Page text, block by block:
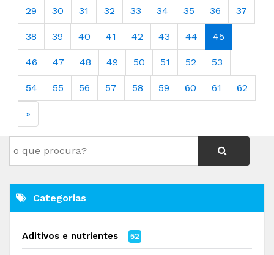
29 30 31 32 33 34 35 36 37
38 39 40 41 42 43 44 45
46 47 48 49 50 51 52 53
54 55 56 57 58 59 60 61 62
»
Categorias
Aditivos e nutrientes 52